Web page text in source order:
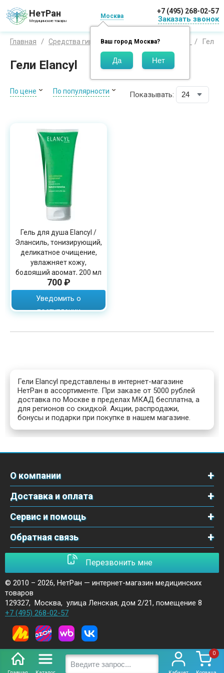
НетРан
Медицинские товары
Москва
Ваш город Москва?
+7 (495) 268-02-57
Заказать звонок
0
Главная Средства гигиены Бренды Элансиль Гели
Гели Elancyl
По цене По популярности Показывать:
Гель для душа Elancyl /
Элансиль, тонизирующий,
деликатное очищение,
увлажняет кожу,
бодрящий аромат, 200 мл
700 ₽
Уведомить о
поступлении
Гели Elancyl представлены в интернет-магазине
НетРан в ассортименте. При заказе от 5000 рублей
доставка по Москве в пределах МКАД бесплатна, а
для регионов со скидкой. Акции, распродажи,
бонусы и подарки при покупке в нашем магазине.
О компании
Доставка и оплата
Сервис и помощь
Обратная связь
Перезвонить мне
© 2010 – 2026, НетРан — интернет-магазин медицинских
товаров
129327, Москва, улица Ленская, дом 2/21, помещение 8
+7 (495) 268-02-57